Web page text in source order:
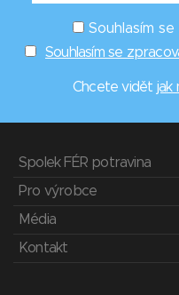
Souhlasím
Souhlasím se
Chcete vidět jak
Spolek FÉR potravina
Pro výrobce
Média
Kontakt